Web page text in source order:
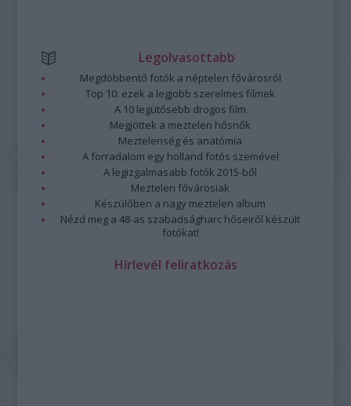
Legolvasottabb
Megdöbbentő fotók a néptelen fővárosról
Top 10: ezek a legjobb szerelmes filmek
A 10 legütősebb drogos film
Megjöttek a meztelen hősnők
Meztelenség és anatómia
A forradalom egy holland fotós szemével
A legizgalmasabb fotók 2015-ből
Meztelen fővárosiak
Készülőben a nagy meztelen album
Nézd meg a 48-as szabadságharc hőseiről készült
fotókat!
Hírlevél feliratkozás